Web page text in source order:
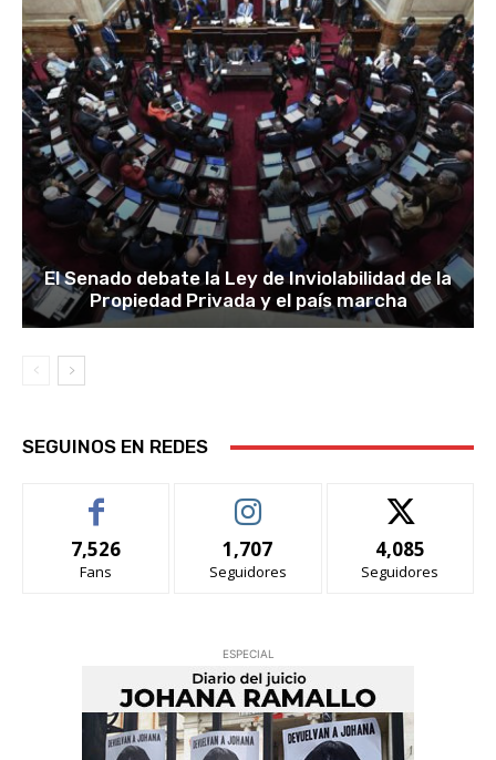
El Senado debate la Ley de Inviolabilidad de la
Propiedad Privada y el país marcha
SEGUINOS EN REDES
7,526
Fans
1,707
Seguidores
4,085
Seguidores
ESPECIAL